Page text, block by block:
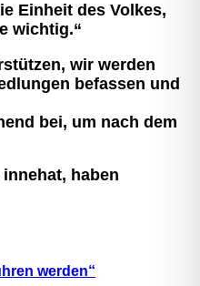
Einheit des Volkes,
wichtig.“
wir werden
befassen und
bei, um nach dem
haben
werden“